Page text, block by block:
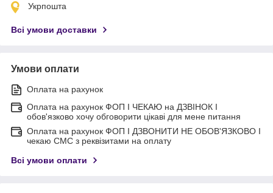
Укрпошта
Всі умови доставки
Умови оплати
Оплата на рахунок
Оплата на рахунок ФОП I ЧЕКАЮ на ДЗВІНОК I
обов'язково хочу обговорити цікаві для мене питання
Оплата на рахунок ФОП I ДЗВОНИТИ НЕ ОБОВ'ЯЗКОВО I
чекаю СМС з реквізитами на оплату
Всі умови оплати